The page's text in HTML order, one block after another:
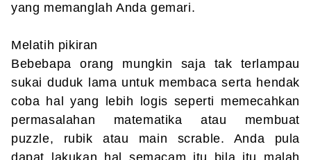
yang memanglah Anda gemari.
Melatih pikiran
Bebebapa orang mungkin saja tak terlampau
sukai duduk lama untuk membaca serta hendak
coba hal yang lebih logis seperti memecahkan
permasalahan matematika atau membuat
puzzle, rubik atau main scrable. Anda pula